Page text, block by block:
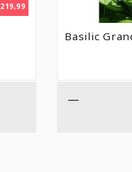
219,99PLAGE
DE
Basilic
—